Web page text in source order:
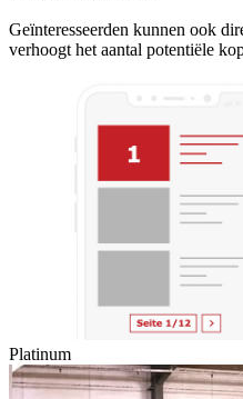
Geïnteresseerden kunnen ook
verhoogt het aantal potentiële
Platinum